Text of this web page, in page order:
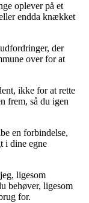
oplever på et
endda knækket
der
over for at
ikke for at rette
frem, så du igen
en forbindelse,
i dine egne
ligesom
behøver, ligesom
for.